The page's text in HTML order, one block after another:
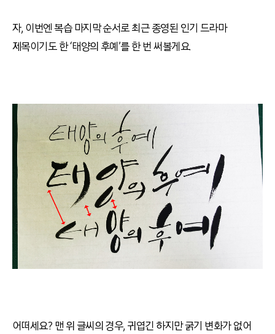
자, 이번엔 복습 마지막 순서로 최근 종영된 인기 드라마
제목이기도 한 ‘태양의 후예’를 한 번 써볼게요.
어떠세요? 맨 위 글씨의 경우, 귀엽긴 하지만 굵기 변화가 없어